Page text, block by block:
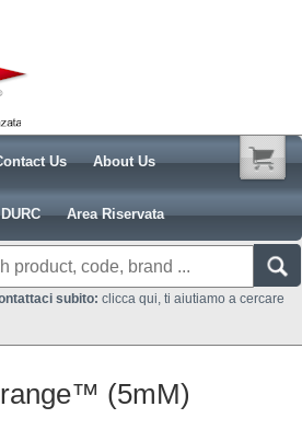
Us About Us
DURC Area Riservata
subito: clicca qui, ti aiutiamo a cercare
(5mM)